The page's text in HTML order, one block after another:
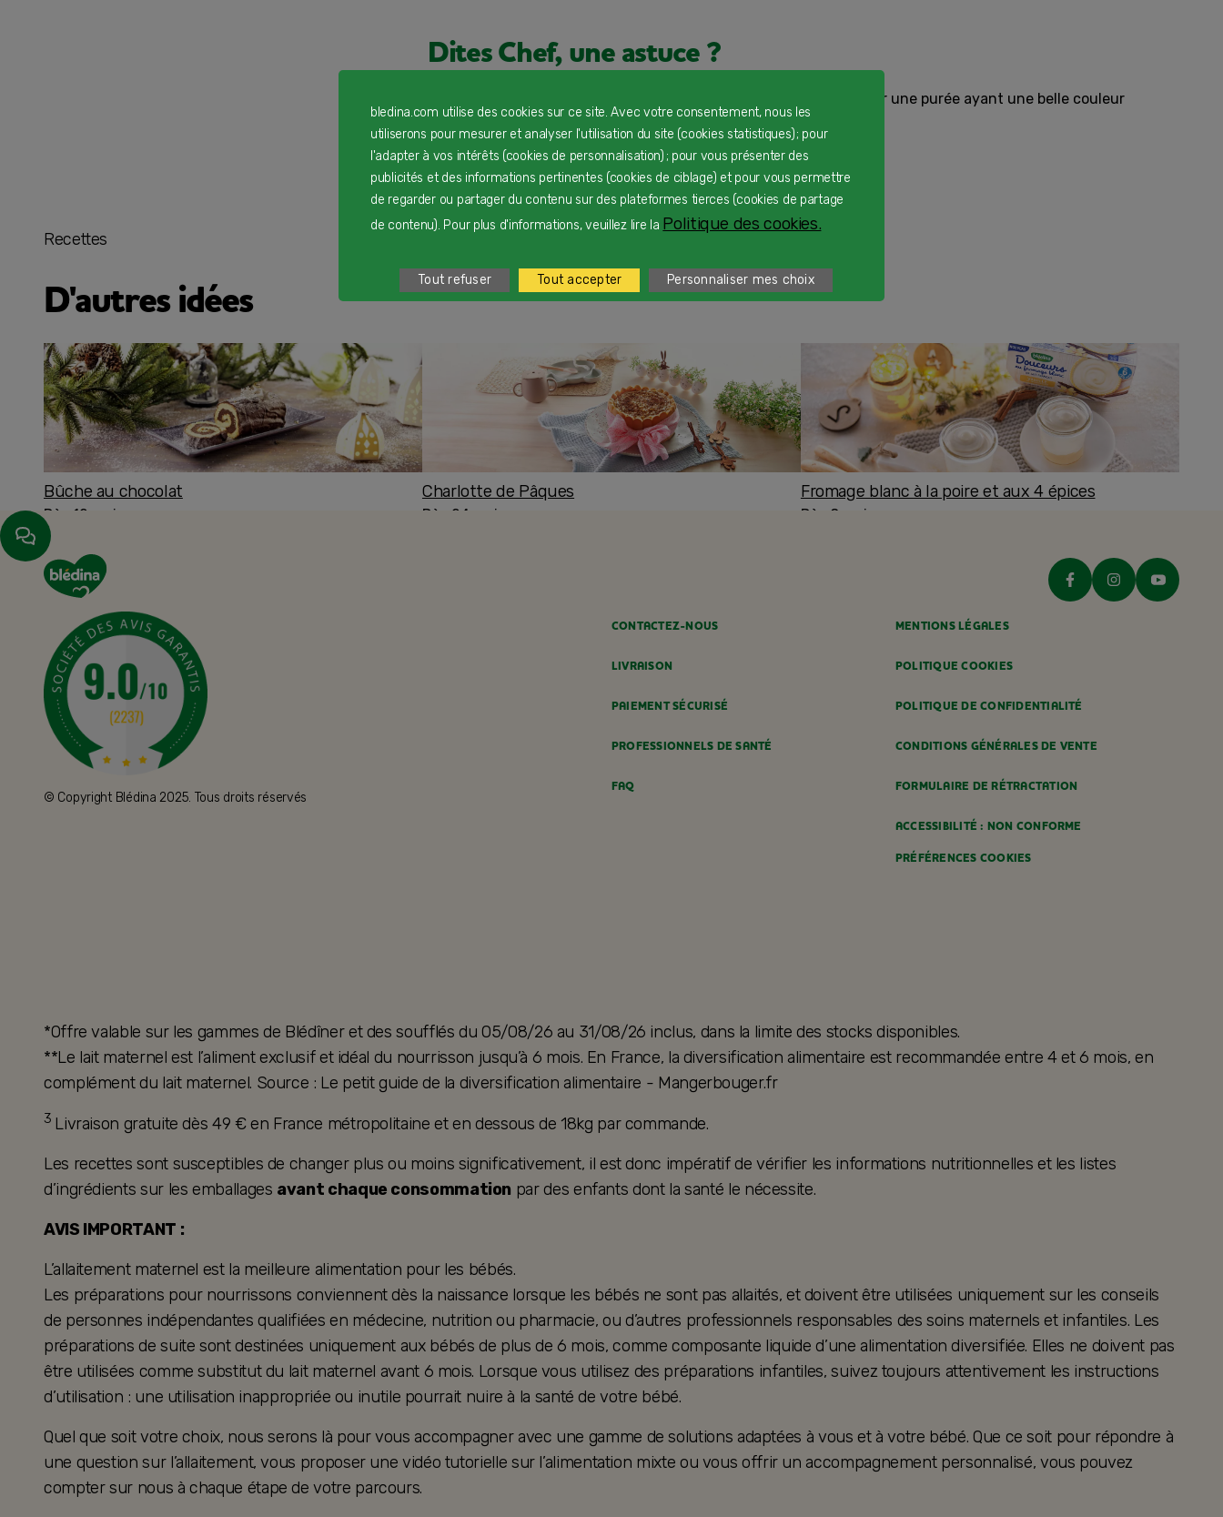
Dites Chef, une astuce ?
Le fait de mélanger les lentilles corail et le potiron permet d’obtenir une purée ayant une belle couleur
orangée.
PARTAGER LA RECETTE IMPRIMER LA RECETTE
Recettes
D'autres idées
Bûche au chocolat
Dès 12 mois
Charlotte de Pâques
Dès 24 mois
Fromage blanc à la poire et aux 4 épices
Dès 8 mois
© Copyright Blédina 2025. Tous droits réservés
CONTACTEZ-NOUS
LIVRAISON
PAIEMENT SÉCURISÉ
PROFESSIONNELS DE SANTÉ
FAQ
MENTIONS LÉGALES
POLITIQUE COOKIES
POLITIQUE DE CONFIDENTIALITÉ
CONDITIONS GÉNÉRALES DE VENTE
FORMULAIRE DE RÉTRACTATION
ACCESSIBILITÉ : NON CONFORME
PRÉFÉRENCES COOKIES
*Offre valable sur les gammes de Blédîner et des soufflés du 05/08/26 au 31/08/26 inclus, dans la limite des stocks disponibles.
**Le lait maternel est l’aliment exclusif et idéal du nourrisson jusqu’à 6 mois. En France, la diversification alimentaire est recommandée entre 4 et 6 mois, en
complément du lait maternel. Source : Le petit guide de la diversification alimentaire - Mangerbouger.fr
3 Livraison gratuite dès 49 € en France métropolitaine et en dessous de 18kg par commande.
Les recettes sont susceptibles de changer plus ou moins significativement, il est donc impératif de vérifier les informations nutritionnelles et les listes
d’ingrédients sur les emballages avant chaque consommation par des enfants dont la santé le nécessite.
AVIS IMPORTANT :
L’allaitement maternel est la meilleure alimentation pour les bébés.
Les préparations pour nourrissons conviennent dès la naissance lorsque les bébés ne sont pas allaités, et doivent être utilisées uniquement sur les conseils
de personnes indépendantes qualifiées en médecine, nutrition ou pharmacie, ou d’autres professionnels responsables des soins maternels et infantiles. Les
préparations de suite sont destinées uniquement aux bébés de plus de 6 mois, comme composante liquide d’une alimentation diversifiée. Elles ne doivent pas
être utilisées comme substitut du lait maternel avant 6 mois. Lorsque vous utilisez des préparations infantiles, suivez toujours attentivement les instructions
d’utilisation : une utilisation inappropriée ou inutile pourrait nuire à la santé de votre bébé.
Quel que soit votre choix, nous serons là pour vous accompagner avec une gamme de solutions adaptées à vous et à votre bébé. Que ce soit pour répondre à
une question sur l’allaitement, vous proposer une vidéo tutorielle sur l’alimentation mixte ou vous offrir un accompagnement personnalisé, vous pouvez
compter sur nous à chaque étape de votre parcours.
bledina.com utilise des cookies sur ce site. Avec votre consentement, nous les
utiliserons pour mesurer et analyser l'utilisation du site (cookies statistiques) ; pour
l'adapter à vos intérêts (cookies de personnalisation) ; pour vous présenter des
publicités et des informations pertinentes (cookies de ciblage) et pour vous permettre
de regarder ou partager du contenu sur des plateformes tierces (cookies de partage
de contenu). Pour plus d'informations, veuillez lire la Politique des cookies.
Tout refuser Tout accepter Personnaliser mes choix